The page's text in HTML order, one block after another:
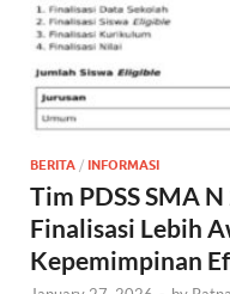
BERITA / INFORMASI
Tim PDSS SMA
Finalisasi Lebih
Kepemimpinan